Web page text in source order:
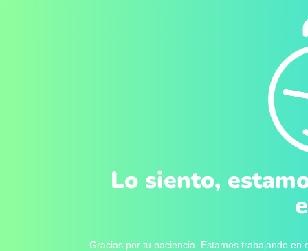
Lo siento,
Gracias por tu paciencia. Estamos trabajando en